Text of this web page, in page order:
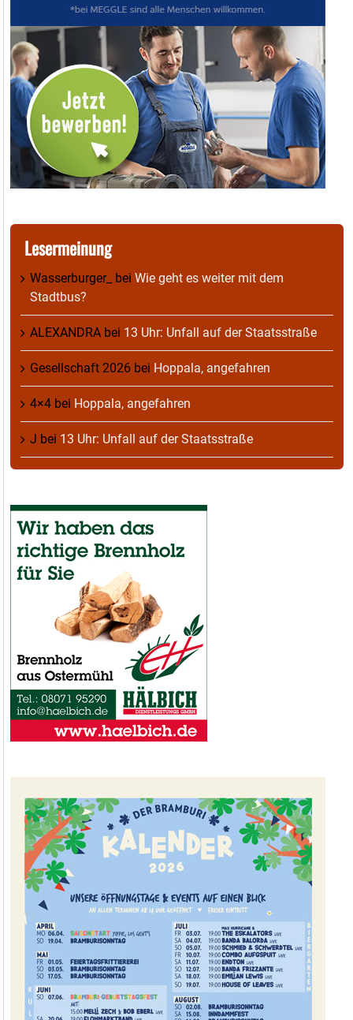
Lesermeinung
Wasserburger_ bei Wie geht es weiter mit dem
Stadtbus?
ALEXANDRA bei 13 Uhr: Unfall auf der Staatsstraße
Gesellschaft 2026 bei Hoppala, angefahren
4×4 bei Hoppala, angefahren
J bei 13 Uhr: Unfall auf der Staatsstraße